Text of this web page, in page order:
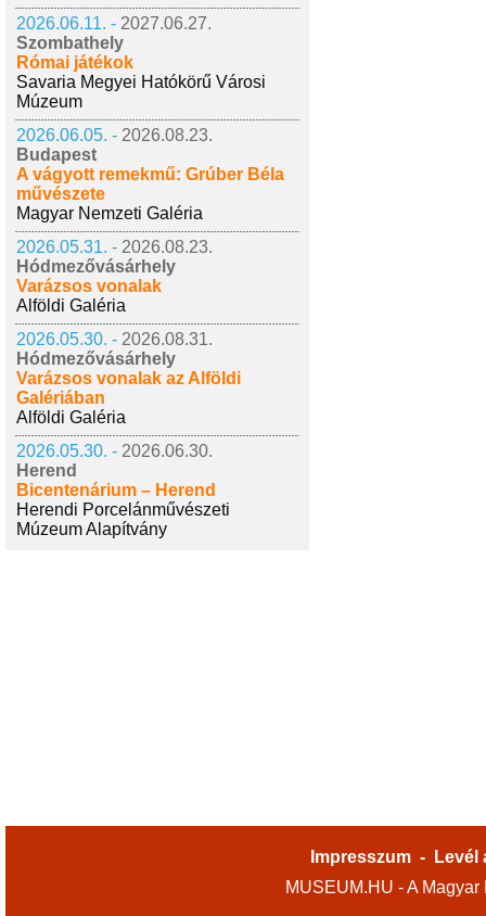
2026.06.11. - 2027.06.27.
Szombathely
Római játékok
Savaria Megyei Hatókörű Városi
Múzeum
2026.06.05. - 2026.08.23.
Budapest
A vágyott remekmű: Grúber Béla
művészete
Magyar Nemzeti Galéria
2026.05.31. - 2026.08.23.
Hódmezővásárhely
Varázsos vonalak
Alföldi Galéria
2026.05.30. - 2026.08.31.
Hódmezővásárhely
Varázsos vonalak az Alföldi
Galériában
Alföldi Galéria
2026.05.30. - 2026.06.30.
Herend
Bicentenárium – Herend
Herendi Porcelánművészeti
Múzeum Alapítvány
Impresszum -
Levél
MUSEUM.HU - A